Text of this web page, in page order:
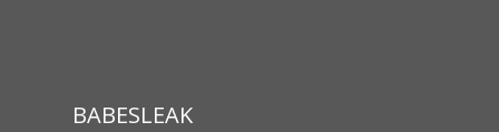
BABESLEAK